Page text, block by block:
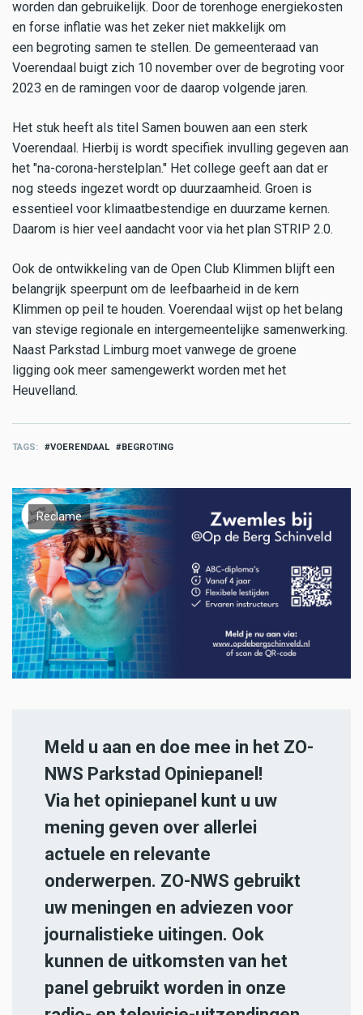
worden dan gebruikelijk. Door de torenhoge energiekosten
en forse inflatie was het zeker niet makkelijk om
een begroting samen te stellen. De gemeenteraad van
Voerendaal buigt zich 10 november over de begroting voor
2023 en de ramingen voor de daarop volgende jaren.
Het stuk heeft als titel Samen bouwen aan een sterk
Voerendaal. Hierbij is wordt specifiek invulling gegeven aan
het "na-corona-herstelplan." Het college geeft aan dat er
nog steeds ingezet wordt op duurzaamheid. Groen is
essentieel voor klimaatbestendige en duurzame kernen.
Daarom is hier veel aandacht voor via het plan STRIP 2.0.
Ook de ontwikkeling van de Open Club Klimmen blijft een
belangrijk speerpunt om de leefbaarheid in de kern
Klimmen op peil te houden. Voerendaal wijst op het belang
van stevige regionale en intergemeentelijke samenwerking.
Naast Parkstad Limburg moet vanwege de groene
ligging ook meer samengewerkt worden met het
Heuvelland.
TAGS VOERENDAAL BEGROTING
Reclame
Meld u aan en doe mee in het ZO-
NWS Parkstad Opiniepanel!
Via het opiniepanel kunt u uw
mening geven over allerlei
actuele en relevante
onderwerpen. ZO-NWS gebruikt
uw meningen en adviezen voor
journalistieke uitingen. Ook
kunnen de uitkomsten van het
panel gebruikt worden in onze